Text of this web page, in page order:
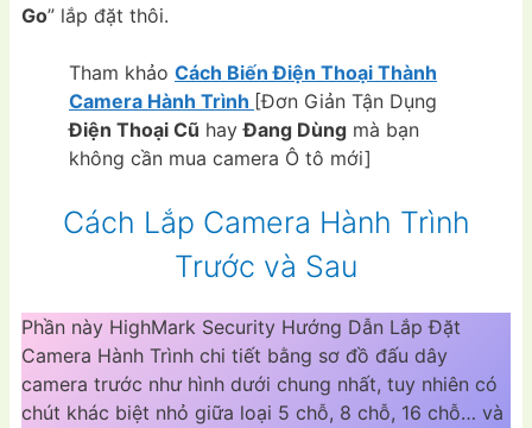
Go” lắp đặt thôi.
Tham khảo Cách Biến Điện Thoại Thành
Camera Hành Trình [Đơn Giản Tận Dụng
Điện Thoại Cũ hayĐang Dùng mà bạn
không cần mua camera Ô tô mới]
Cách Lắp Camera Hành Trình
Trước và Sau
Phần này HighMark Security Hướng Dẫn Lắp Đặt
Camera Hành Trình chi tiết bằng sơ đồ đấu dây
camera trước như hình dưới chung nhất, tuy nhiên có
chút khác biệt nhỏ giữa loại 5 chỗ, 8 chỗ, 16 chỗ… và